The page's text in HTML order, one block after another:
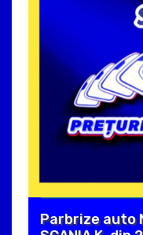
Parbrize auto